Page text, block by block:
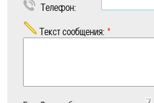
Телефон:
Текст сообщения: *